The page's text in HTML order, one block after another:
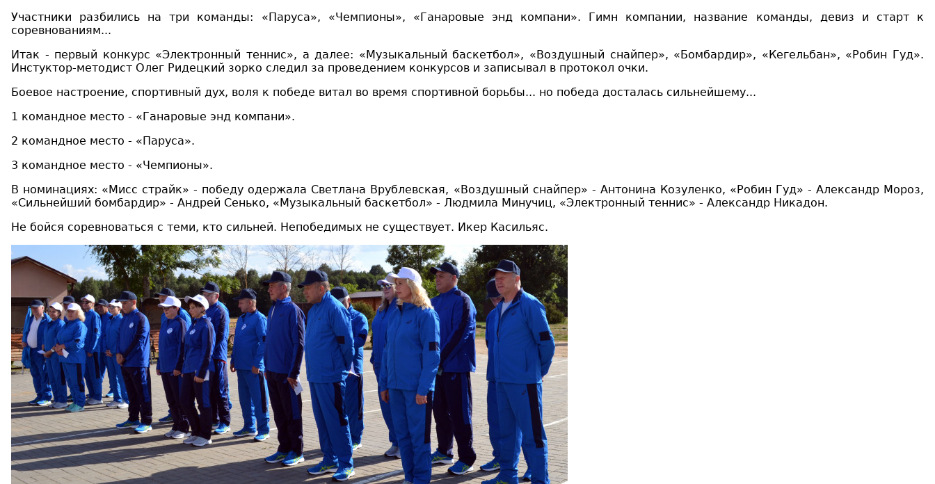
Участники разбились на три команды: «Паруса», «Чемпионы», «Ганаровые энд компани». Гимн компании, название команды, девиз и старт к
соревнованиям...
Итак - первый конкурс «Электронный теннис», а далее: «Музыкальный баскетбол», «Воздушный снайпер», «Бомбардир», «Кегельбан», «Робин Гуд».
Инстуктор-методист Олег Ридецкий зорко следил за проведением конкурсов и записывал в протокол очки.
Боевое настроение, спортивный дух, воля к победе витал во время спортивной борьбы... но победа досталась сильнейшему...
1 командное место - «Ганаровые энд компани».
2 командное место - «Паруса».
3 командное место - «Чемпионы».
В номинациях: «Мисс страйк» - победу одержала Светлана Врублевская, «Воздушный снайпер» - Антонина Козуленко, «Робин Гуд» - Александр Мороз,
«Сильнейший бомбардир» - Андрей Сенько, «Музыкальный баскетбол» - Людмила Минучиц, «Электронный теннис» - Александр Никадон.
Не бойся соревноваться с теми, кто сильней. Непобедимых не существует. Икер Касильяс.